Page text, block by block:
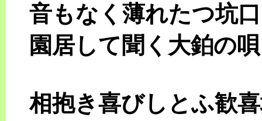
音もなく薄れたつ坑
園居して聞く大鉑の唄
相抱き喜びしとふ歓